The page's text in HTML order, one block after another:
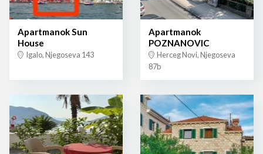
Apartmanok Sun
House
Igalo, Njegoseva 143
Apartmanok
POZNANOVIC
Herceg Novi, Njegoseva
87b